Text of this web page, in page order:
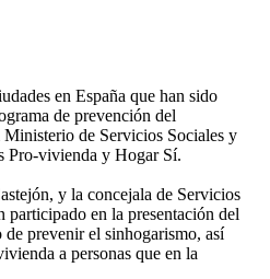
en España que han sido
de prevención del
de Servicios Sociales y
Pro-vivienda y Hogar Sí.
y la concejala de Servicios
participado en la presentación del
prevenir el sinhogarismo, así
a personas que en la